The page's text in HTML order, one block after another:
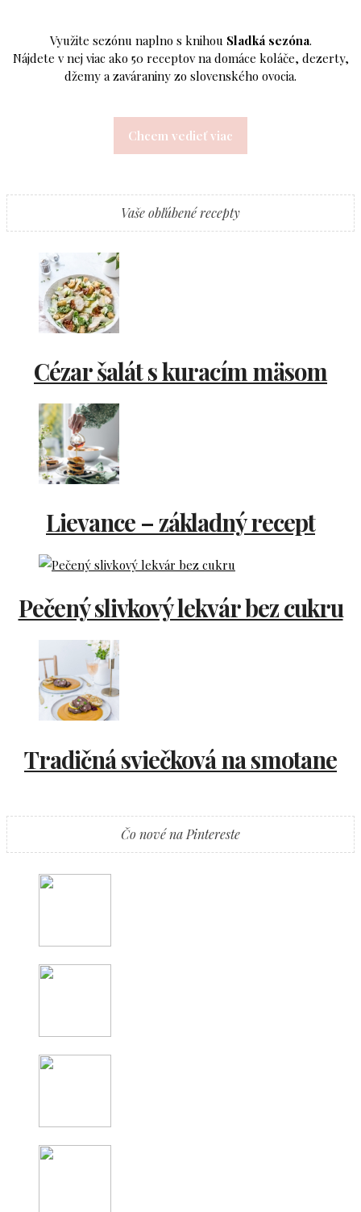
Využite sezónu naplno s knihou Sladká sezóna.
Nájdete v nej viac ako 50 receptov na domáce koláče, dezerty,
džemy a zaváraniny zo slovenského ovocia.
Chcem vedieť viac
Vaše obľúbené recepty
Cézar šalát s kuracím mäsom
Lievance – základný recept
Pečený slivkový lekvár bez cukru
Tradičná sviečková na smotane
Čo nové na Pintereste